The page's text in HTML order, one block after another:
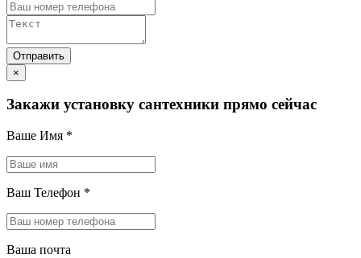
×
Закажи установку сантехники прямо сейчас
Ваше Имя *
Ваш Телефон *
Ваша почта